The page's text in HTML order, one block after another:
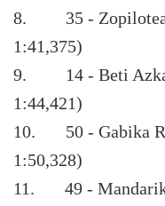
8.
35 -
1:41,375)
9.
14 - Beti
1:44,421)
10. 50 - Gabika
1:50,328)
11. 49 - Mandarik